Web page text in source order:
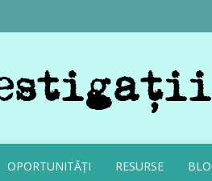
OPORTUNITĂȚI RESURSE